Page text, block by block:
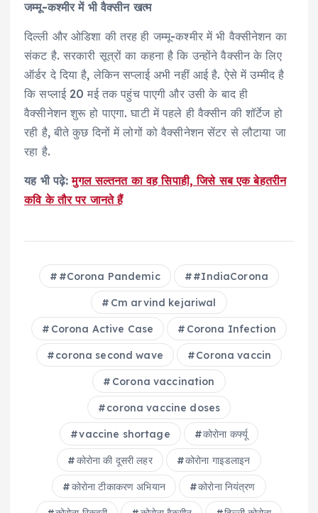
जम्मू-कश्मीर में भी वैक्सीन खत्म
दिल्ली और ओडिशा की तरह ही जम्मू-कश्मीर में भी वैक्सीनेशन का
संकट है. सरकारी सूत्रों का कहना है कि उन्होंने वैक्सीन के लिए
ऑर्डर दे दिया है, लेकिन सप्लाई अभी नहीं आई है. ऐसे में उम्मीद है
कि सप्लाई 20 मई तक पहुंच पाएगी और उसी के बाद ही
वैक्सीनेशन शुरू हो पाएगा. घाटी में पहले ही वैक्सीन की शॉर्टेज हो
रही है, बीते कुछ दिनों में लोगों को वैक्सीनेशन सेंटर से लौटाया जा
रहा है.
यह भी पढ़े:मुगल सल्तनत का वह सिपाही, जिसे सब एक बेहतरीन
कवि के तौर पर जानते हैं
#Corona Pandemic #IndiaCorona
Cm arvind kejariwal
Corona Active Case Corona Infection
corona second wave Corona vaccin
Corona vaccination
corona vaccine doses
vaccine shortage कोरोना कर्फ्यू
कोरोना की दूसरी लहर कोरोना गाइडलाइन
कोरोना टीकाकरण अभ‍ियान कोरोना नियंत्रण